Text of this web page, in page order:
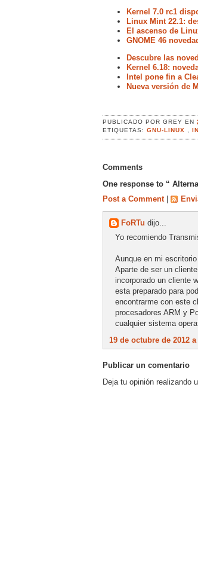
Kernel 7.0 rc1
Linux Mint 22.1:
El ascenso de
GNOME 46
Descubre las
Kernel 6.18:
Intel pone fin a
Nueva versión de
PUBLICADO PORGREYEN
ETIQUETAS:GNU-LINUX ,
Comments
One response to “
Post a Comment
FoRTu dijo...
Yo recomiendo
Aunque en mi
Aparte de ser un
incorporado un cliente
esta preparado para
encontrarme con este
procesadores ARM y
cualquier sistema
19 de octubre de 2012
Publicar un comentario
Deja tu opinión realizando